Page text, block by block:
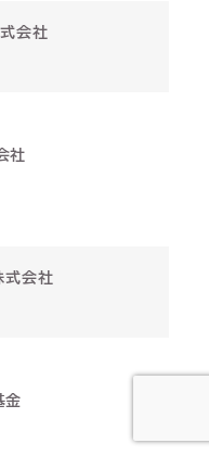
会社
社
式会社
金